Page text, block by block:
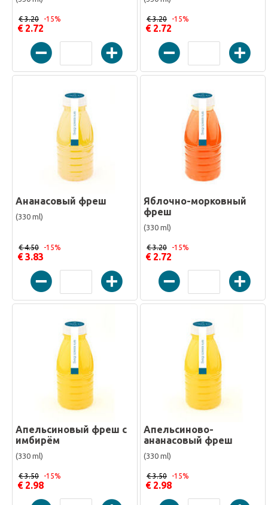
€ 2.72
€ 3.20 -15%
€ 2.72
€ 3.20 -15%
Ананасовый фреш
(330 ml)
€ 3.83
€ 4.50 -15%
Яблочно-морковный
фреш
(330 ml)
€ 2.72
€ 3.20 -15%
Апельсиновый фреш с
имбирём
(330 ml)
€ 2.98
€ 3.50 -15%
Апельсиново-
ананасовый фреш
(330 ml)
€ 2.98
€ 3.50 -15%